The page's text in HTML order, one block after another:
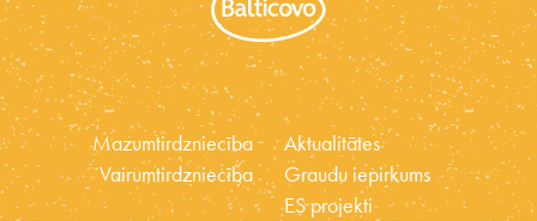
Mazumtirdzniecība
Vairumtirdzniecība
Aktualitātes
Graudu iepirkums
ES projekti